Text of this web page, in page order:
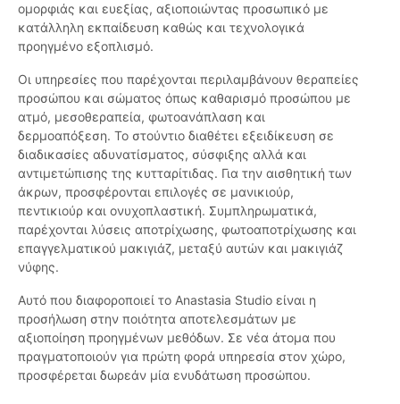
ομορφιάς και ευεξίας, αξιοποιώντας προσωπικό με
κατάλληλη εκπαίδευση καθώς και τεχνολογικά
προηγμένο εξοπλισμό.
Οι υπηρεσίες που παρέχονται περιλαμβάνουν θεραπείες
προσώπου και σώματος όπως καθαρισμό προσώπου με
ατμό, μεσοθεραπεία, φωτοανάπλαση και
δερμοαπόξεση. Το στούντιο διαθέτει εξειδίκευση σε
διαδικασίες αδυνατίσματος, σύσφιξης αλλά και
αντιμετώπισης της κυτταρίτιδας. Για την αισθητική των
άκρων, προσφέρονται επιλογές σε μανικιούρ,
πεντικιούρ και ονυχοπλαστική. Συμπληρωματικά,
παρέχονται λύσεις αποτρίχωσης, φωτοαποτρίχωσης και
επαγγελματικού μακιγιάζ, μεταξύ αυτών και μακιγιάζ
νύφης.
Αυτό που διαφοροποιεί το Anastasia Studio είναι η
προσήλωση στην ποιότητα αποτελεσμάτων με
αξιοποίηση προηγμένων μεθόδων. Σε νέα άτομα που
πραγματοποιούν για πρώτη φορά υπηρεσία στον χώρο,
προσφέρεται δωρεάν μία ενυδάτωση προσώπου.